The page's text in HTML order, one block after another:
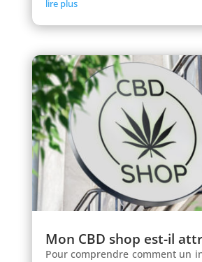
lire plus
Mon CBD shop est-il
Pour comprendre comment un